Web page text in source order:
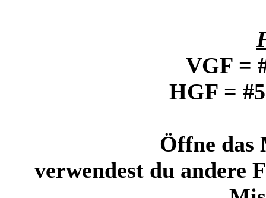
VGF =
HGF =
Öffne das
verwendest du andere